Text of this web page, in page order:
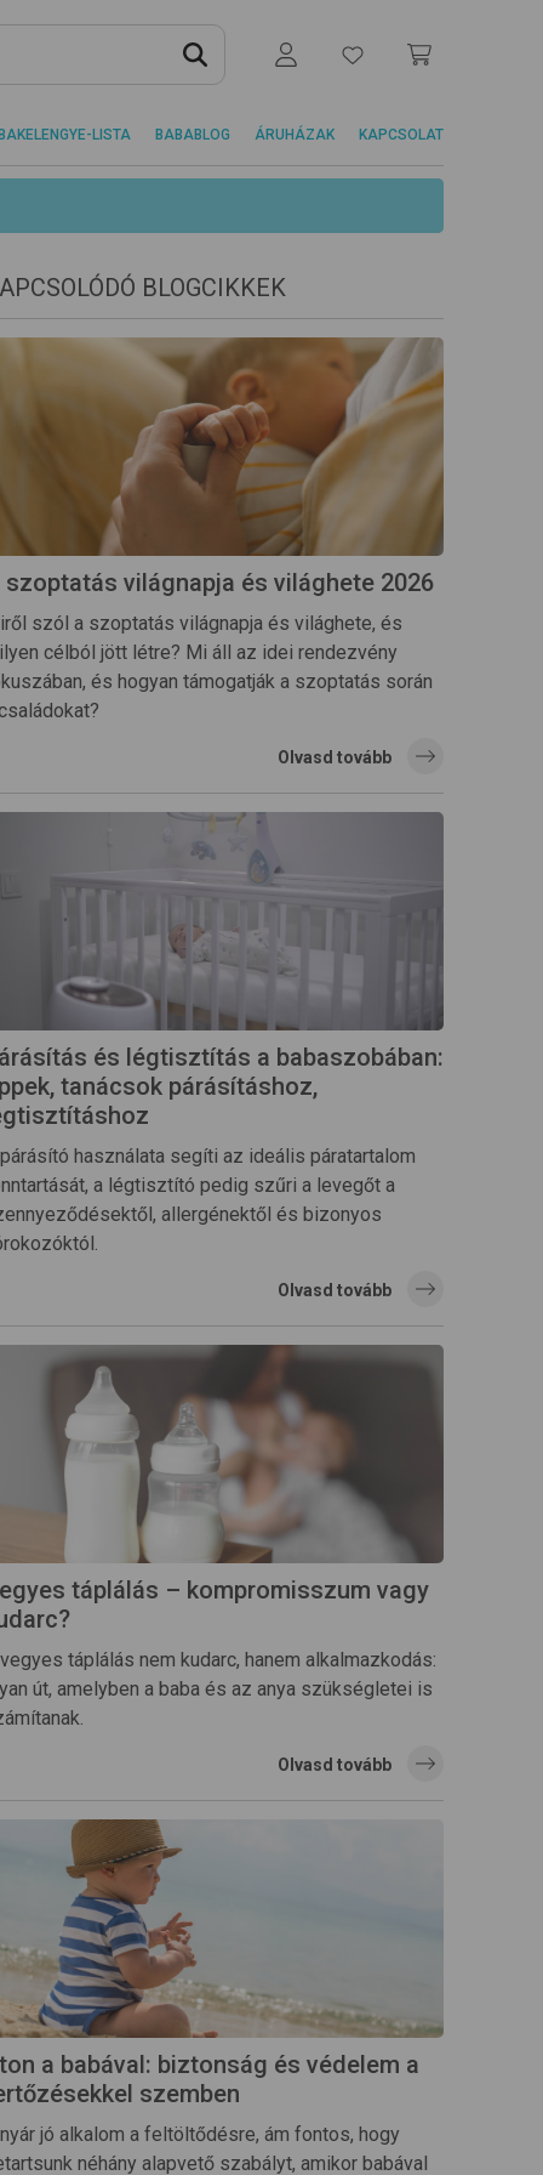
LISTA BABABLOG ÁRUHÁZAK KAPCSOLAT
BLOGCIKKEK
szoptatás világnapja és világhete 2026
szól a szoptatás világnapja és világhete, és
célból jött létre? Mi áll az idei rendezvény
és hogyan támogatják a szoptatás során
Olvasd tovább
és légtisztítás a babaszobában:
tanácsok párásításhoz,
használata segíti az ideális páratartalom
a légtisztító pedig szűri a levegőt a
allergénektől és bizonyos
Olvasd tovább
táplálás – kompromisszum vagy
táplálás nem kudarc, hanem alkalmazkodás:
út, amelyben a baba és az anya szükségletei is
Olvasd tovább
a babával: biztonság és védelem a
szemben
jó alkalom a feltöltődésre, ám fontos, hogy
néhány alapvető szabályt, amikor babával